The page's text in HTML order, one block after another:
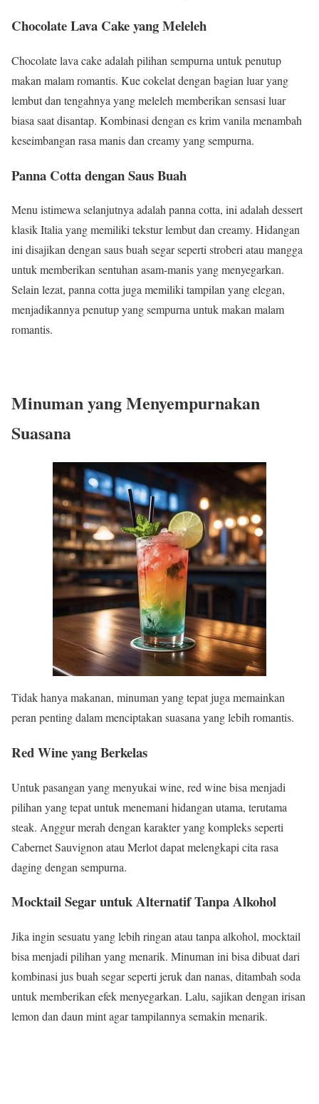
Chocolate Lava Cake yang Meleleh
Chocolate lava cake adalah pilihan sempurna untuk penutup
makan malam romantis. Kue cokelat dengan bagian luar yang
lembut dan tengahnya yang meleleh memberikan sensasi luar
biasa saat disantap. Kombinasi dengan es krim vanila menambah
keseimbangan rasa manis dan creamy yang sempurna.
Panna Cotta dengan Saus Buah
Menu istimewa selanjutnya adalah panna cotta, ini adalah dessert
klasik Italia yang memiliki tekstur lembut dan creamy. Hidangan
ini disajikan dengan saus buah segar seperti stroberi atau mangga
untuk memberikan sentuhan asam-manis yang menyegarkan.
Selain lezat, panna cotta juga memiliki tampilan yang elegan,
menjadikannya penutup yang sempurna untuk makan malam
romantis.
Minuman yang Menyempurnakan
Suasana
Tidak hanya makanan, minuman yang tepat juga memainkan
peran penting dalam menciptakan suasana yang lebih romantis.
Red Wine yang Berkelas
Untuk pasangan yang menyukai wine, red wine bisa menjadi
pilihan yang tepat untuk menemani hidangan utama, terutama
steak. Anggur merah dengan karakter yang kompleks seperti
Cabernet Sauvignon atau Merlot dapat melengkapi cita rasa
daging dengan sempurna.
Mocktail Segar untuk Alternatif Tanpa Alkohol
Jika ingin sesuatu yang lebih ringan atau tanpa alkohol, mocktail
bisa menjadi pilihan yang menarik. Minuman ini bisa dibuat dari
kombinasi jus buah segar seperti jeruk dan nanas, ditambah soda
untuk memberikan efek menyegarkan. Lalu, sajikan dengan irisan
lemon dan daun mint agar tampilannya semakin menarik.